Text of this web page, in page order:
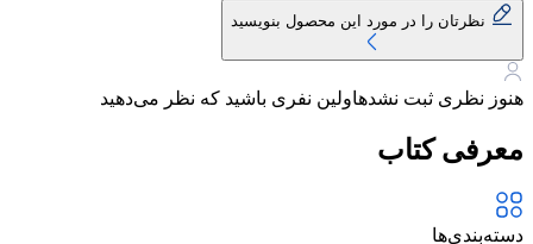
نظرتان را در مورد این محصول بنویسید
هنوز نظری ثبت نشدهاولین نفری باشید که نظر می‌دهید
معرفی کتاب
دسته‌بندی‌ها